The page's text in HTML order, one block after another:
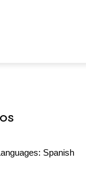
Spanish